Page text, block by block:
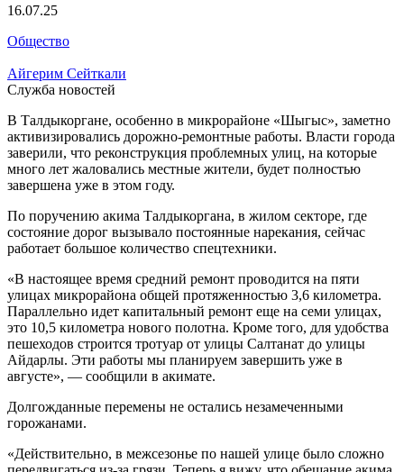
16.07.25
Общество
Айгерим Сейткали
Служба новостей
В Талдыкоргане, особенно в микрорайоне «Шыгыс», заметно
активизировались дорожно-ремонтные работы. Власти города
заверили, что реконструкция проблемных улиц, на которые
много лет жаловались местные жители, будет полностью
завершена уже в этом году.
По поручению акима Талдыкоргана, в жилом секторе, где
состояние дорог вызывало постоянные нарекания, сейчас
работает большое количество спецтехники.
«В настоящее время средний ремонт проводится на пяти
улицах микрорайона общей протяженностью 3,6 километра.
Параллельно идет капитальный ремонт еще на семи улицах,
это 10,5 километра нового полотна. Кроме того, для удобства
пешеходов строится тротуар от улицы Салтанат до улицы
Айдарлы. Эти работы мы планируем завершить уже в
августе», — сообщили в акимате.
Долгожданные перемены не остались незамеченными
горожанами.
«Действительно, в межсезонье по нашей улице было сложно